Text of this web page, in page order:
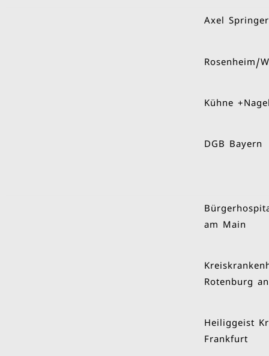
Rosenheim/
Kühne
DGB Bayern
Rotenburg
Heiliggeist
Frankfurt
FTI Touristik